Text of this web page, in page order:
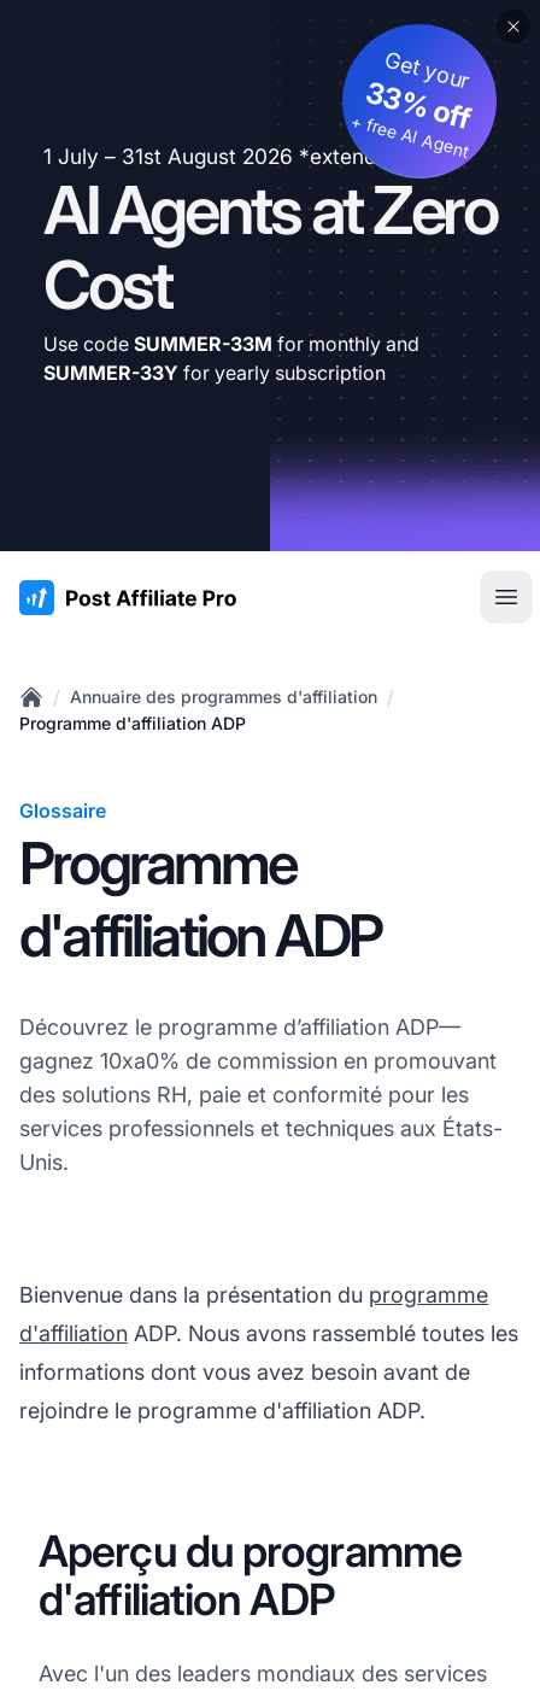
1 July – 31st August 2026 *extended
AI Agents at Zero
Cost
Get your
33% off
+ free AI Agent
Use code SUMMER-33M for monthly and
SUMMER-33Y for yearly subscription
:site.title
Home
/ Annuaire des programmes d'affiliation /
Programme d'affiliation ADP
Glossaire
Programme
d'affiliation ADP
Découvrez le programme d’affiliation ADP—
gagnez 10xa0% de commission en promouvant
des solutions RH, paie et conformité pour les
services professionnels et techniques aux États-
Unis.
Bienvenue dans la présentation du programme
d'affiliation ADP. Nous avons rassemblé toutes les
informations dont vous avez besoin avant de
rejoindre le programme d'affiliation ADP.
Aperçu du programme
d'affiliation ADP
Avec l'un des leaders mondiaux des services